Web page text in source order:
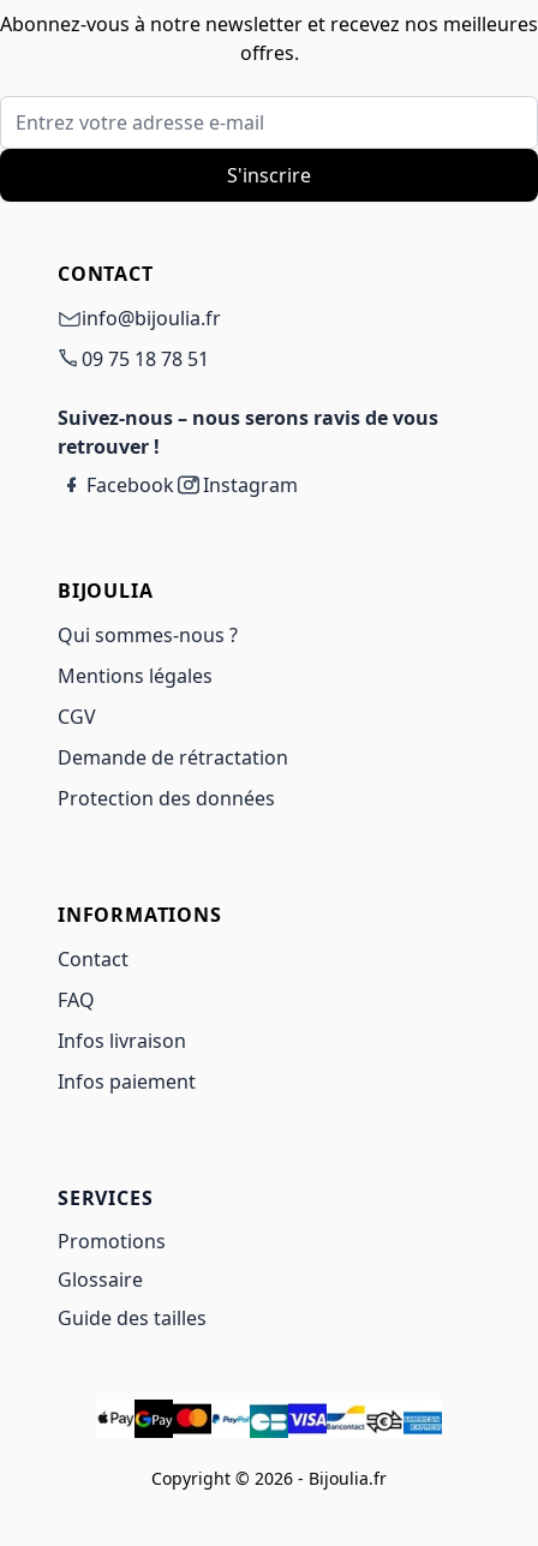
Abonnez-vous à notre newsletter et recevez nos meilleures
offres.
Entrez votre adresse e-mail
S'inscrire
CONTACT
info@bijoulia.fr
09 75 18 78 51
Suivez-nous – nous serons ravis de vous
retrouver !
Facebook
Instagram
BIJOULIA
Qui sommes-nous ?
Mentions légales
CGV
Demande de rétractation
Protection des données
INFORMATIONS
Contact
FAQ
Infos livraison
Infos paiement
SERVICES
Promotions
Glossaire
Guide des tailles
Copyright © 2026 - Bijoulia.fr